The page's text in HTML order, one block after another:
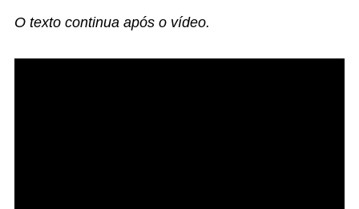
O texto continua após o vídeo.